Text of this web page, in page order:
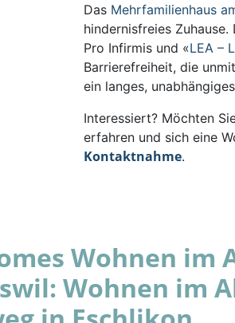
Das Mehrfamilienhaus
hindernisfreies
Pro Infirmis und «LEA –
Barrierefreiheit, die
ein langes,
Interessiert? Möchten
erfahren und sich eine
Kontaktnahme.
Wohnen im
Wohnen im